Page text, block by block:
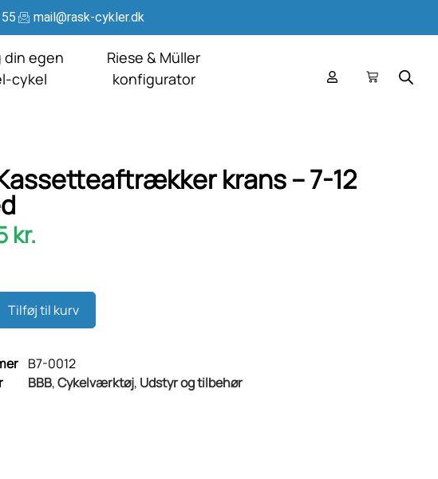
mail@rask-cykler.dk
din egen
cykel
Riese & Müller
konfigurator
krans – 7-12
kr.
Tilføj til kurv
B7-0012
BBB,Cykelværktøj, Udstyr og tilbehør